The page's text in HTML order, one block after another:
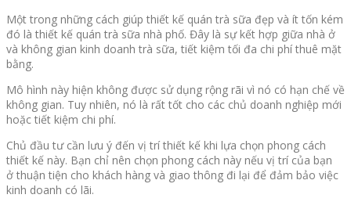
Một trong những cách giúp thiết kế quán trà sữa đẹp và ít tốn kém
đó là thiết kế quán trà sữa nhà phố. Đây là sự kết hợp giữa nhà ở
và không gian kinh doanh trà sữa, tiết kiệm tối đa chi phí thuê mặt
bằng.
Mô hình này hiện không được sử dụng rộng rãi vì nó có hạn chế về
không gian. Tuy nhiên, nó là rất tốt cho các chủ doanh nghiệp mới
hoặc tiết kiệm chi phí.
Chủ đầu tư cần lưu ý đến vị trí thiết kế khi lựa chọn phong cách
thiết kế này. Bạn chỉ nên chọn phong cách này nếu vị trí của bạn
ở thuận tiện cho khách hàng và giao thông đi lại để đảm bảo việc
kinh doanh có lãi.